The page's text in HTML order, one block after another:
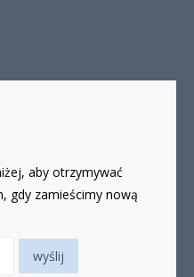
aby otrzymywać
gdy zamieścimy nową